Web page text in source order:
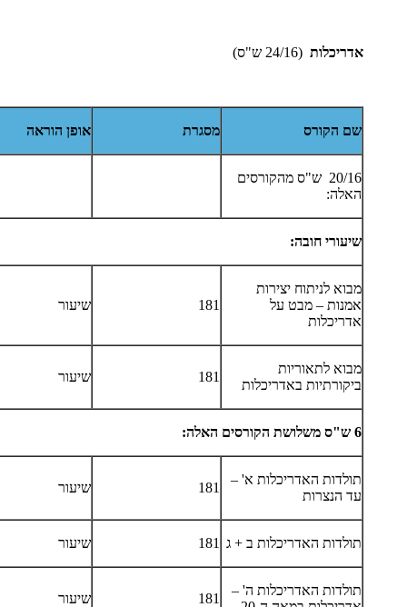
אדריכלות (24/16 ש"ס)
שם הקורס מסגרת אופן הוראה
20/16 ש"ס מהקורסים
האלה:
שיעורי חובה:
מבוא לניתוח יצירות
אמנות – מבט על
אדריכלות
181 שיעור
מבוא לתאוריות
ביקורתיות באדריכלות
181 שיעור
6 ש"ס משלושת הקורסים האלה:
תולדות האדריכלות א' –
עד הנצרות
181 שיעור
תולדות האדריכלות ב + ג 181 שיעור
תולדות האדריכלות ה' –
181 שיעור